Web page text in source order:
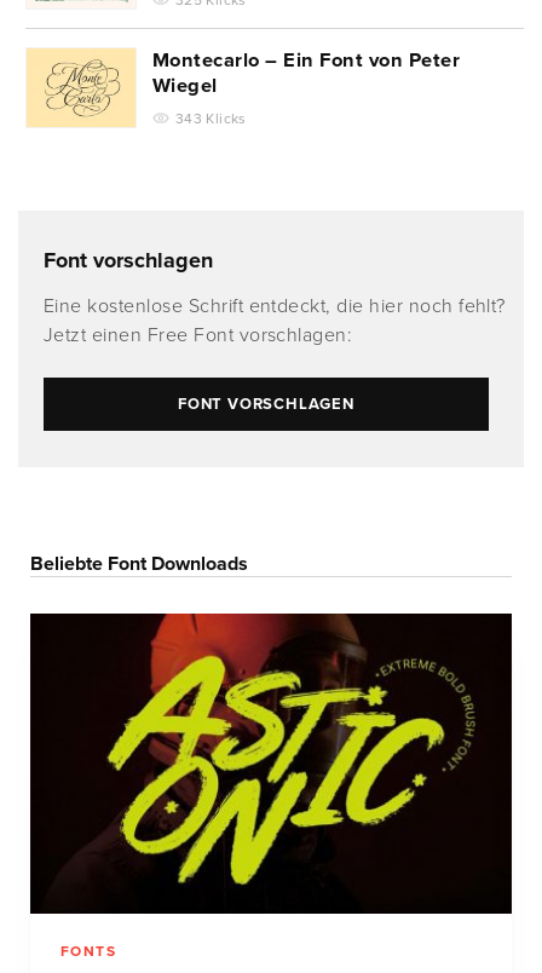
Montecarlo – Ein Font von Peter
Wiegel
343 Klicks
Font vorschlagen
Eine kostenlose Schrift entdeckt, die hier noch fehlt?
Jetzt einen Free Font vorschlagen:
FONT VORSCHLAGEN
Beliebte Font Downloads
FONTS